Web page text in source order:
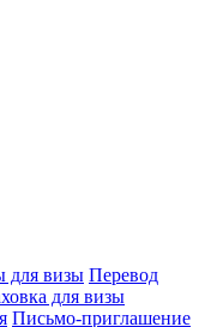
для визы Перевод
для визы
Письмо-приглашение